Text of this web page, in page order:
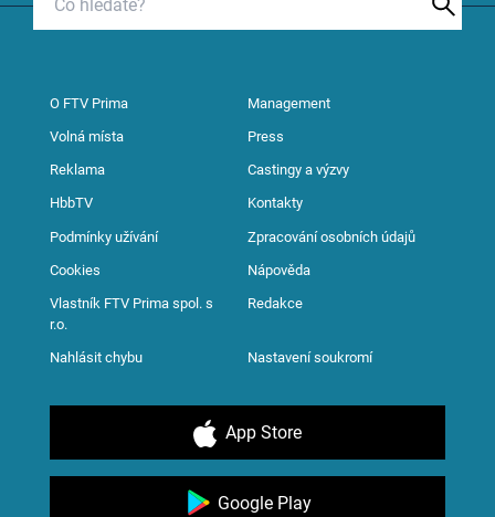
O FTV Prima Management
Volná místa Press
Reklama Castingy a výzvy
HbbTV Kontakty
Podmínky užívání Zpracování osobních údajů
Cookies Nápověda
Vlastník FTV Prima spol. s
r.o.
Redakce
Nahlásit chybu Nastavení soukromí
App Store
Google Play